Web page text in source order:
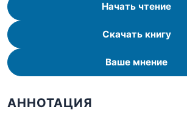
Начать чтение
Скачать книгу
Ваше мнение
АННОТАЦИЯ